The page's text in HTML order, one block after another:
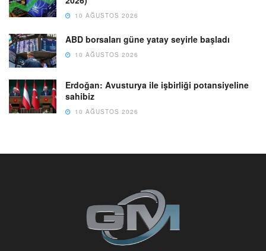
10 AĞUSTOS 2026
ABD borsaları güne yatay seyirle başladı
10 AĞUSTOS 2026
Erdoğan: Avusturya ile işbirliği potansiyeline
sahibiz
10 AĞUSTOS 2026